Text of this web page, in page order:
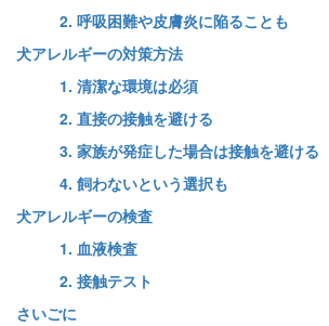
2. 呼吸困難や皮膚炎に陥ることも
犬アレルギーの対策方法
1. 清潔な環境は必須
2. 直接の接触を避ける
3. 家族が発症した場合は接触を避ける
4. 飼わないという選択も
犬アレルギーの検査
1. 血液検査
2. 接触テスト
さいごに